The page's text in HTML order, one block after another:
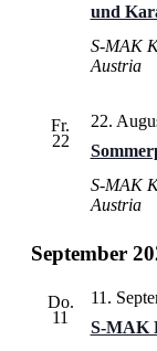
und
S-MAK
Austria
Fr.
22
22.
S-MAK
Austria
September
Do.
11
S‑MAK
11.